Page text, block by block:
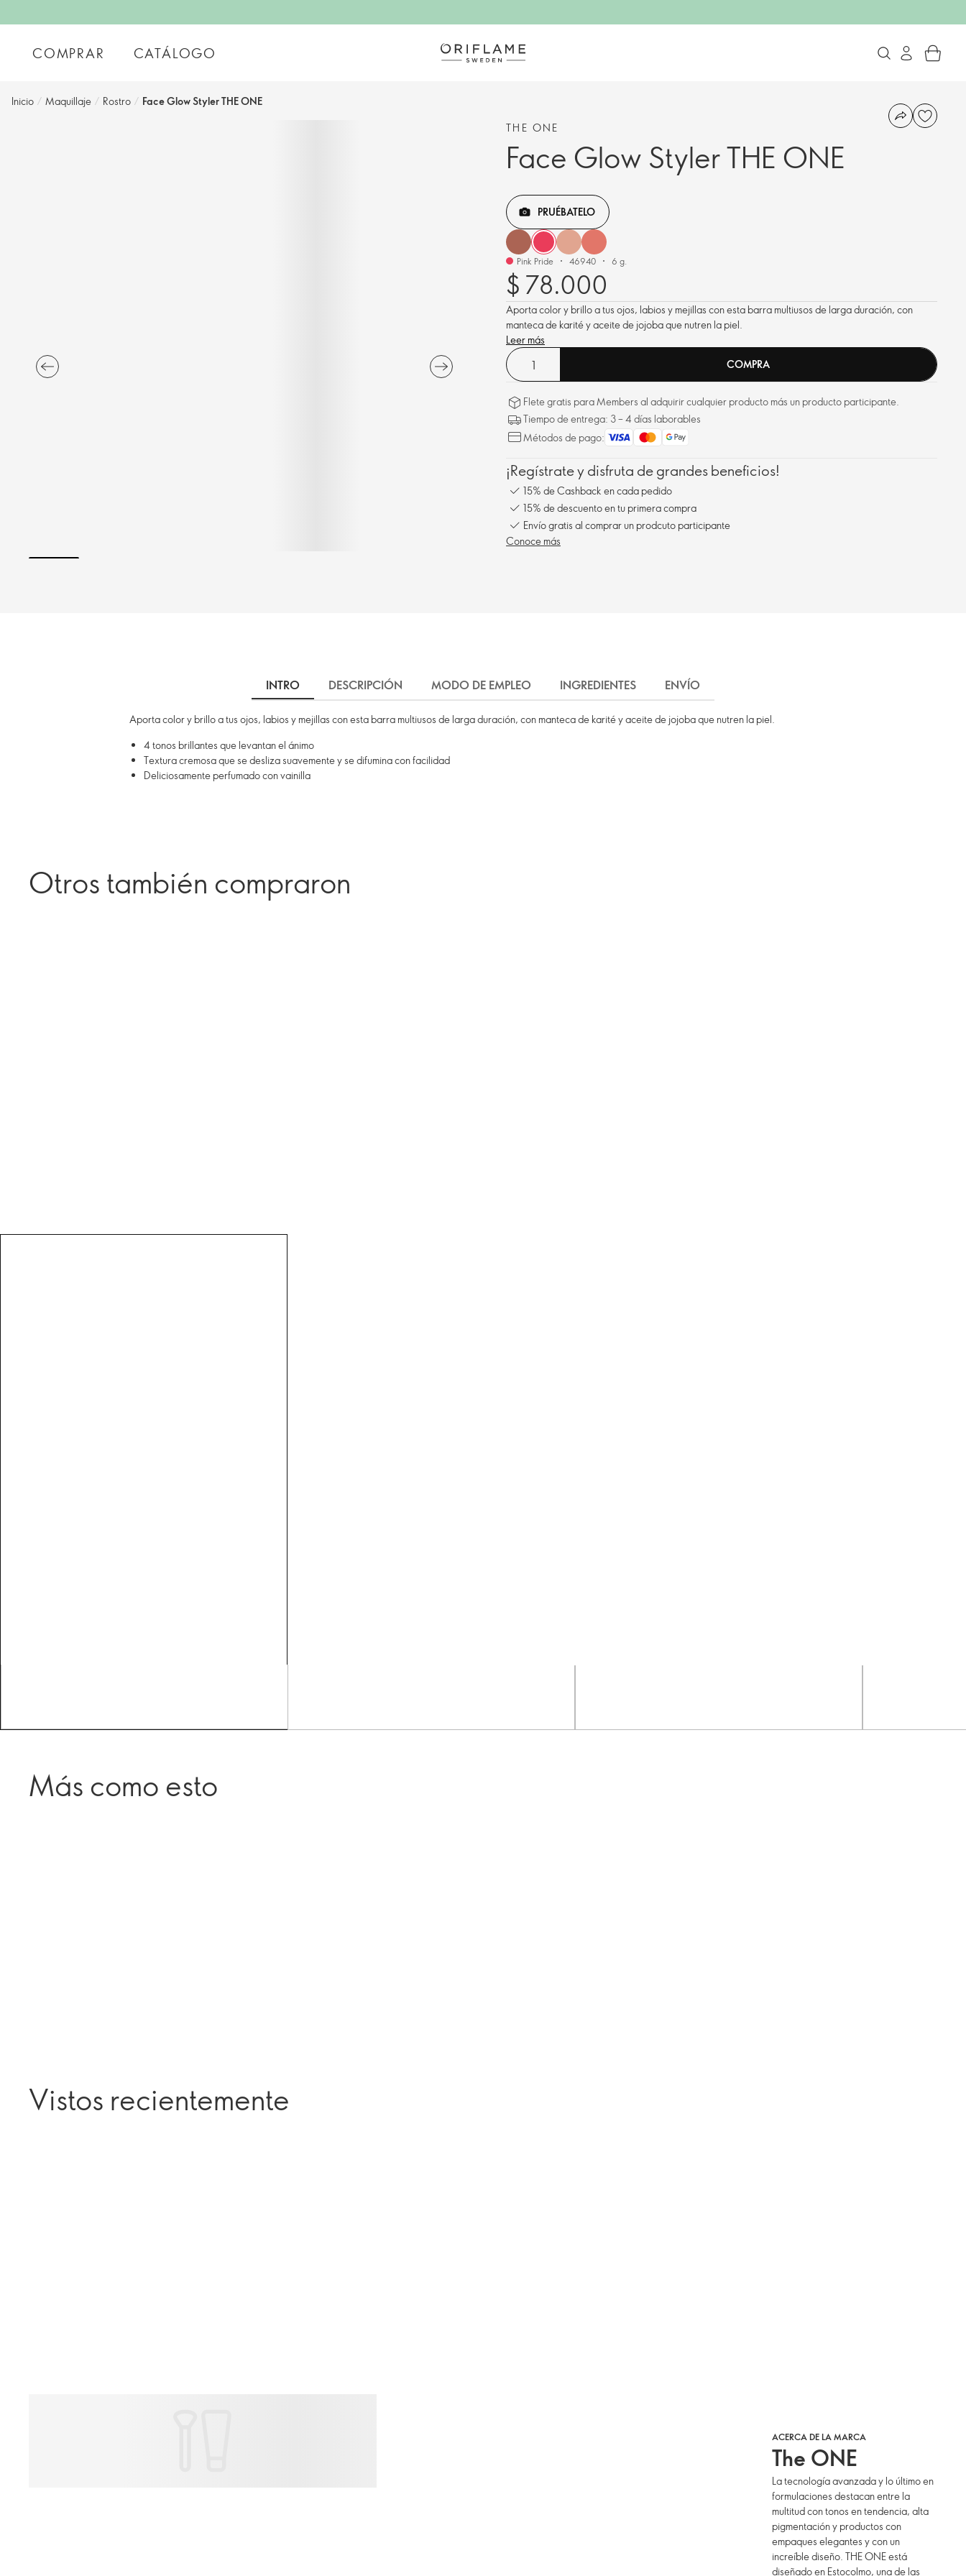
COMPRAR CATÁLOGO
Inicio / Maquillaje / Rostro / Face Glow Styler THE ONE
THE ONE
Face Glow Styler THE ONE
PRUÉBATELO
Pink Pride 46940 6 g.
$ 78.000
Aporta color y brillo a tus ojos, labios y mejillas con esta barra multiusos de larga duración, con
manteca de karité y aceite de jojoba que nutren la piel.
Leer más
COMPRA
Flete gratis para Members al adquirir cualquier producto más un producto participante.
Tiempo de entrega: 3 – 4 días laborables
Métodos de pago:
¡Regístrate y disfruta de grandes beneficios!
15% de Cashback en cada pedido
15% de descuento en tu primera compra
Envío gratis al comprar un prodcuto participante
Conoce más
INTRO DESCRIPCIÓN MODO DE EMPLEO INGREDIENTES ENVÍO
Aporta color y brillo a tus ojos, labios y mejillas con esta barra multiusos de larga duración, con manteca de karité y aceite de jojoba que nutren la piel.
4 tonos brillantes que levantan el ánimo
Textura cremosa que se desliza suavemente y se difumina con facilidad
Deliciosamente perfumado con vainilla
Otros también compraron
Más como esto
Vistos recientemente
ACERCA DE LA MARCA
The ONE
La tecnología avanzada y lo último en
formulaciones destacan entre la
multitud con tonos en tendencia, alta
pigmentación y productos con
empaques elegantes y con un
increíble diseño. THE ONE está
diseñado en Estocolmo, una de las